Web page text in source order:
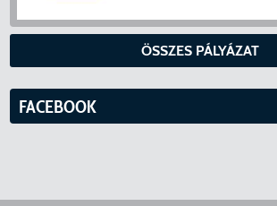
ÖSSZES PÁLYÁZAT
FACEBOOK